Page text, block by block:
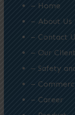
– Home
– About Us
– Contact
– Our
– Safety
–
– Career